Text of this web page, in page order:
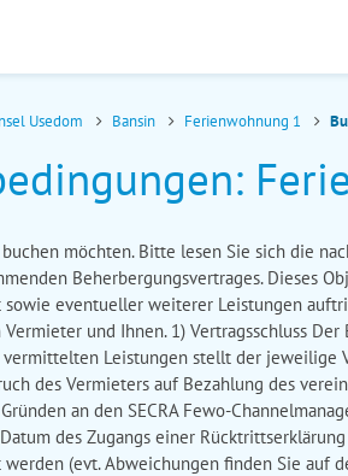
Usedom Bansin Ferienwohnung 1
möchten. Bitte lesen Sie sich die
Beherbergungsvertrages. Dieses
eventueller weiterer Leistungen
und Ihnen. 1) Vertragsschluss
Leistungen stellt der
des Vermieters auf Bezahlung des
an den SECRA Fewo-
des Zugangs einer
(evt. Abweichungen finden Sie auf